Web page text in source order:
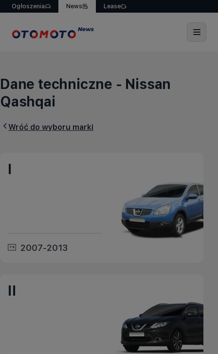
Ogłoszenia News Lease
Dane techniczne -
Dane techniczne - Nissan
Qashqai
Wróć do wyboru marki
I
2007-2013
II